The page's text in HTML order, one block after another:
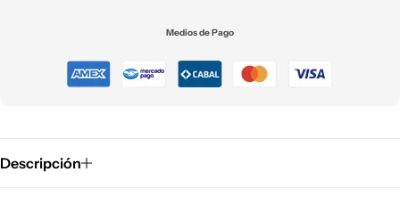
Medios de Pago
Descripción